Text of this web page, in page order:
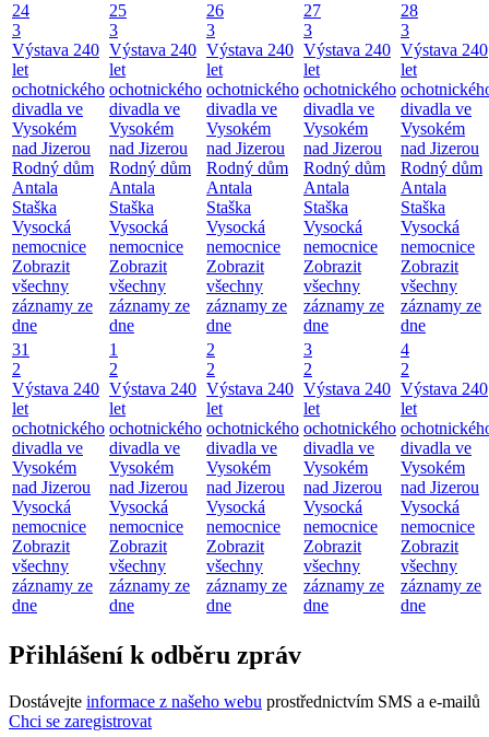
24
3
Výstava 240
let
ochotnického
divadla ve
Vysokém
nad Jizerou
Rodný dům
Antala
Staška
Vysocká
nemocnice
Zobrazit
všechny
záznamy ze
dne
25
3
Výstava 240
let
ochotnického
divadla ve
Vysokém
nad Jizerou
Rodný dům
Antala
Staška
Vysocká
nemocnice
Zobrazit
všechny
záznamy ze
dne
26
3
Výstava 240
let
ochotnického
divadla ve
Vysokém
nad Jizerou
Rodný dům
Antala
Staška
Vysocká
nemocnice
Zobrazit
všechny
záznamy ze
dne
27
3
Výstava 240
let
ochotnického
divadla ve
Vysokém
nad Jizerou
Rodný dům
Antala
Staška
Vysocká
nemocnice
Zobrazit
všechny
záznamy ze
dne
28
3
Výstava 240
let
divadla ve
Vysokém
nad Jizerou
Rodný dům
Antala
Staška
Vysocká
nemocnice
Zobrazit
všechny
záznamy ze
dne
31
2
Výstava 240
let
ochotnického
divadla ve
Vysokém
nad Jizerou
Vysocká
nemocnice
Zobrazit
všechny
záznamy ze
dne
1
2
Výstava 240
let
ochotnického
divadla ve
Vysokém
nad Jizerou
Vysocká
nemocnice
Zobrazit
všechny
záznamy ze
dne
2
2
Výstava 240
let
ochotnického
divadla ve
Vysokém
nad Jizerou
Vysocká
nemocnice
Zobrazit
všechny
záznamy ze
dne
3
2
Výstava 240
let
ochotnického
divadla ve
Vysokém
nad Jizerou
Vysocká
nemocnice
Zobrazit
všechny
záznamy ze
dne
4
2
Výstava 240
let
divadla ve
Vysokém
nad Jizerou
Vysocká
nemocnice
Zobrazit
všechny
záznamy ze
dne
Přihlášení k odběru zpráv
Dostávejte informace z našeho webu prostřednictvím SMS a e-mailů
Chci se zaregistrovat